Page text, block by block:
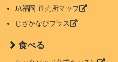
JA福岡 直売所マップ
じざかなびプラス
食べる